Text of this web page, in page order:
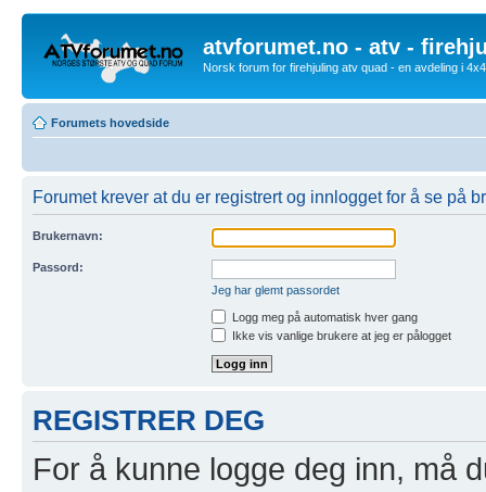
atvforumet.no - atv -
Norsk forum for firehjuling atv quad - en avdeling i
Forumets hovedside
Forumet krever at du er registrert og innlogget for å se på
Brukernavn:
Passord:
Jeg har glemt passordet
Logg meg på automatisk hver gang
Ikke vis vanlige brukere at jeg er pålogget
REGISTRER DEG
For å kunne logge deg inn, må